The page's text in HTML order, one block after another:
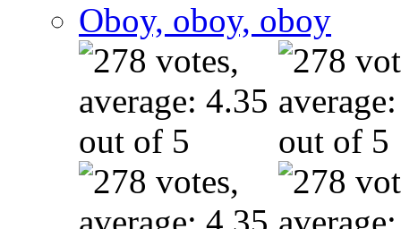
Oboy, oboy, oboy